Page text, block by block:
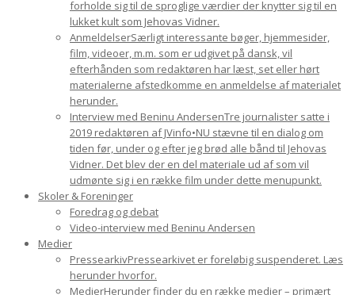
forholde sig til de sproglige værdier der knytter sig til en
lukket kult som Jehovas Vidner.
AnmeldelserSærligt interessante bøger, hjemmesider,
film, videoer, m.m. som er udgivet på dansk, vil
efterhånden som redaktøren har læst, set eller hørt
materialerne afstedkomme en anmeldelse af materialet
herunder.
Interview med Beninu AndersenTre journalister satte i
2019 redaktøren af JVinfo•NU stævne til en dialog om
tiden før, under og efter jeg brød alle bånd til Jehovas
Vidner. Det blev der en del materiale ud af som vil
udmønte sig i en række film under dette menupunkt.
Skoler & Foreninger
Foredrag og debat
Video-interview med Beninu Andersen
Medier
PressearkivPressearkivet er foreløbig suspenderet. Læs
herunder hvorfor.
MedierHerunder finder du en række medier – primært